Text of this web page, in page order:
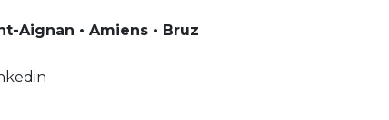
Aignan • Amiens • Bruz